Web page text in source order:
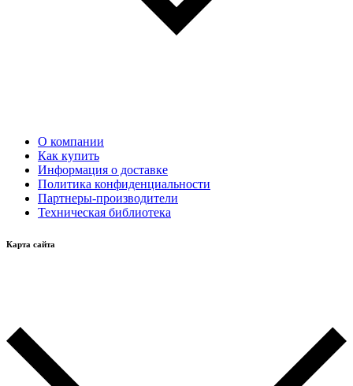
О компании
Как купить
Информация о доставке
Политика конфиденциальности
Партнеры-производители
Техническая библиотека
Карта сайта